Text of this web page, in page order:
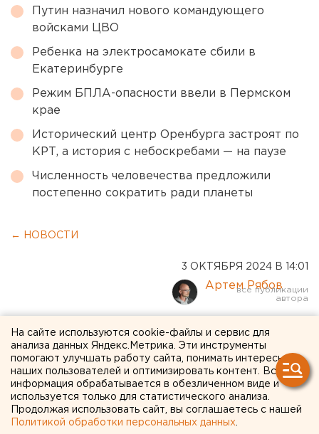
Путин назначил нового командующего
войсками ЦВО
Ребенка на электросамокате сбили в
Екатеринбурге
Режим БПЛА-опасности ввели в Пермском
крае
Исторический центр Оренбурга застроят по
КРТ, а история с небоскребами — на паузе
Численность человечества предложили
постепенно сократить ради планеты
← НОВОСТИ
3 ОКТЯБРЯ 2024 В 14:01
Артем Рябов
Мэрия Екатеринбурга
обещает подключить к
теплу весь жилой фонд до
6 октября
На сайте используются cookie-файлы и сервис для
анализа данных Яндекс.Метрика. Эти инструменты
помогают улучшать работу сайта, понимать интересы
наших пользователей и оптимизировать контент. Вся
информация обрабатывается в обезличенном виде и
используется только для статистического анализа.
Продолжая использовать сайт, вы соглашаетесь с нашей
Политикой обработки персональных данных